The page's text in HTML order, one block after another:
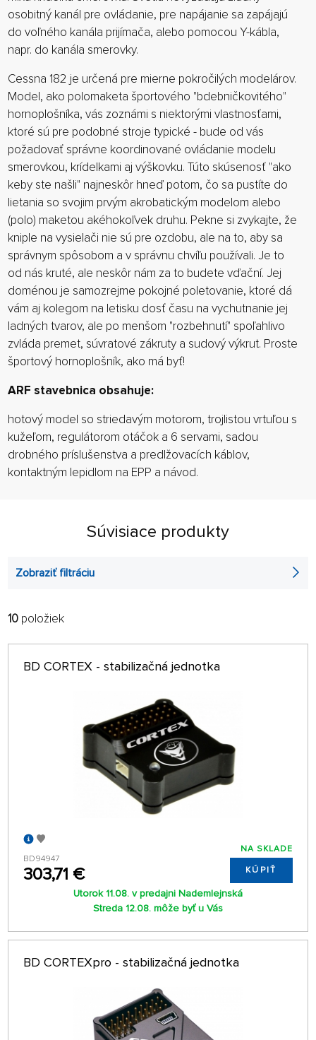
osobitný kanál pre ovládanie, pre napájanie sa zapájajú
do voľného kanála prijímača, alebo pomocou Y-kábla,
napr. do kanála smerovky.
Cessna 182 je určená pre mierne pokročilých modelárov.
Model, ako polomaketa športového "bdebničkovitého"
hornoplošníka, vás zoznámi s niektorými vlastnosťami,
ktoré sú pre podobné stroje typické - bude od vás
požadovať správne koordinované ovládanie modelu
smerovkou, krídelkami aj výškovku. Túto skúsenosť "ako
keby ste našli" najneskôr hneď potom, čo sa pustíte do
lietania so svojim prvým akrobatickým modelom alebo
(polo) maketou akéhokoľvek druhu. Pekne si zvykajte, že
kniple na vysielači nie sú pre ozdobu, ale na to, aby sa
správnym spôsobom a v správnu chvíľu používali. Je to
od nás kruté, ale neskôr nám za to budete vďační. Jej
doménou je samozrejme pokojné poletovanie, ktoré dá
vám aj kolegom na letisku dosť času na vychutnanie jej
ladných tvarov, ale po menšom "rozbehnutí" spoľahlivo
zvláda premet, súvratové zákruty a sudový výkrut. Proste
športový hornoplošník, ako má byť!
ARF stavebnica obsahuje:
hotový model so striedavým motorom, trojlistou vrtuľou s
kužeľom, regulátorom otáčok a 6 servami, sadou
drobného príslušenstva a predlžovacích káblov,
kontaktným lepidlom na EPP a návod.
Súvisiace produkty
Zobraziť filtráciu
FILTROVAŤ:
ABECEDNE
64 NA STRÁNKE
10 položiek
BD CORTEX - stabilizačná jednotka
BD94947
303,71 €
NA SKLADE
KÚPIŤ
Utorok 11.08. v predajni Nademlejnská
Streda 12.08. môže byť u Vás
BD CORTEXpro - stabilizačná jednotka